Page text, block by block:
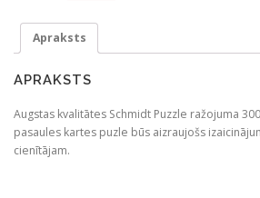
Puzle
(angļu
daudzums
Apraksts
APRAKSTS
Augstas kvalitātes Schmidt Puzzle ražojuma
pasaules kartes puzle būs aizraujošs
cienītājam.